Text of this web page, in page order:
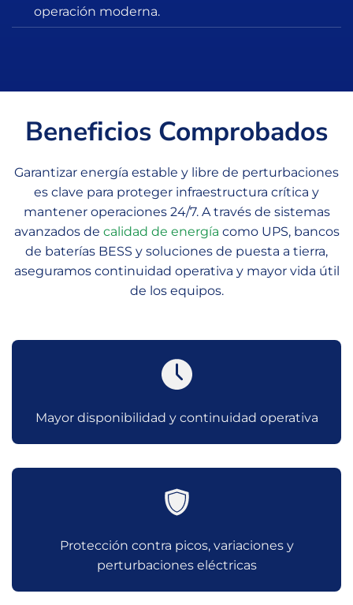
operación moderna.
Beneficios Comprobados
Garantizar energía estable y libre de perturbaciones
es clave para proteger infraestructura crítica y
mantener operaciones 24/7. A través de sistemas
avanzados de calidad de energía como UPS, bancos
de baterías BESS y soluciones de puesta a tierra,
aseguramos continuidad operativa y mayor vida útil
de los equipos.
Mayor disponibilidad y continuidad operativa
Protección contra picos, variaciones y
perturbaciones eléctricas